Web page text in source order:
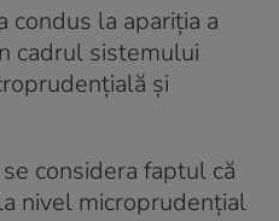
condus la apariția a
cadrul sistemului
și
considera faptul că
nivel microprudențial